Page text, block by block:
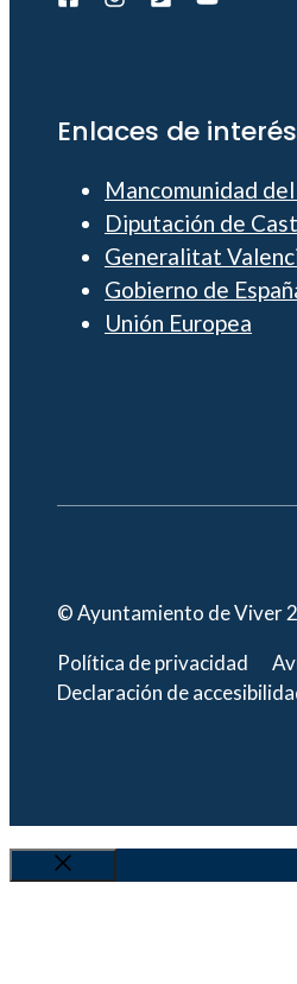
Enlaces de interés
Mancomunidad
Diputación de
Generalitat
Gobierno de
Unión Europea
© Ayuntamiento de Viver
Política de privacidad
Declaración de
Cerrar